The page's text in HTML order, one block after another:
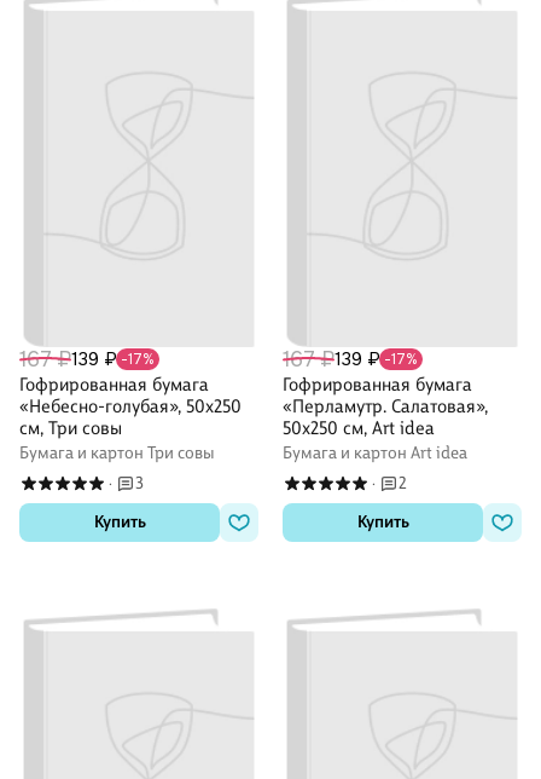
167 ₽139 ₽ -17%
Гофрированная бумага
«Небесно-голубая», 50х250
см, Три совы
Бумага и картон Три совы
·
3
Купить
167 ₽139 ₽ -17%
Гофрированная бумага
«Перламутр. Салатовая»,
50х250 см, Art idea
Бумага и картон Art idea
·
2
Купить